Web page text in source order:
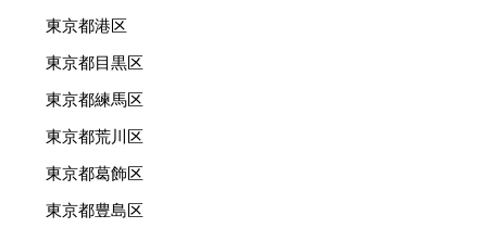
東京都港区
東京都目黒区
東京都練馬区
東京都荒川区
東京都葛飾区
東京都豊島区